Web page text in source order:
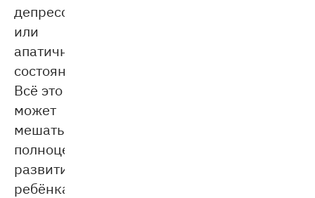
депрессивные
или
апатичные
состояния.
Всё это
может
мешать
полноценному
развитию
ребёнка.